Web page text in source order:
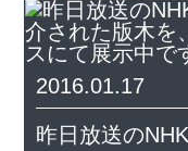
2016.01.17
昨日放送の